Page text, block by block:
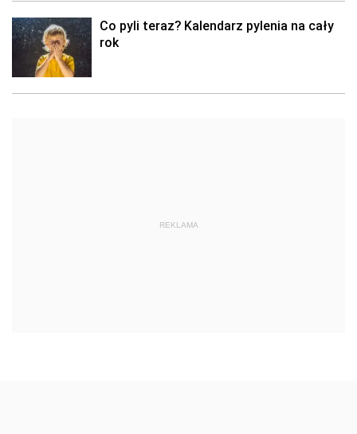
Co pyli teraz? Kalendarz pylenia na cały
rok
REKLAMA